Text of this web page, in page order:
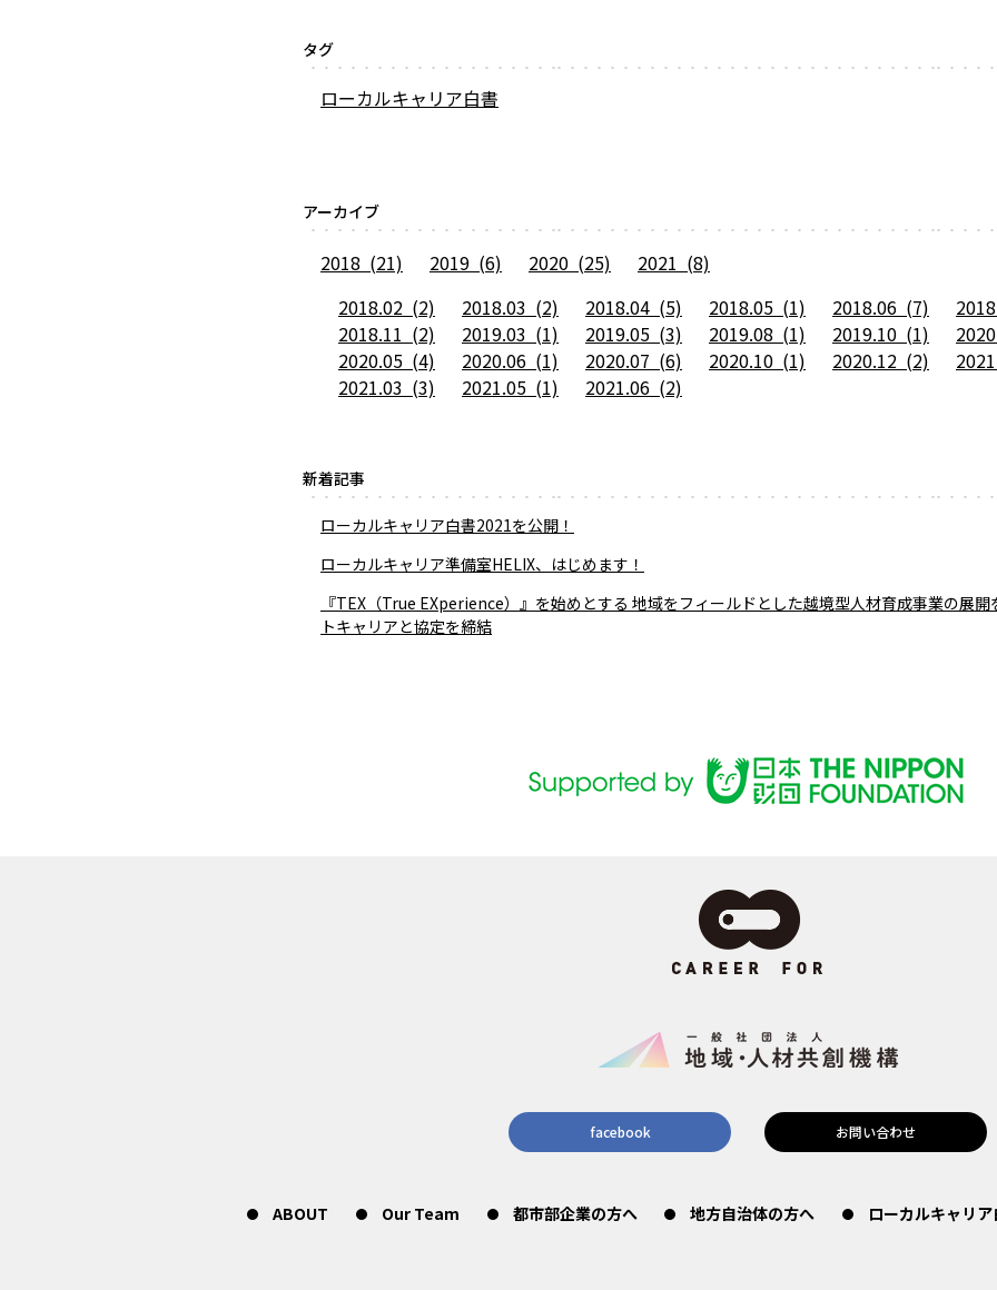
タグ
ローカルキャリア白書
アーカイブ
2018 (21) 2019 (6) 2020 (25)
2021 (8)
2018.02 (2)
2018.03 (2) 2018.04 (5) 2018.05 (1) 2018.06 (7)
2018.11 (2)
2019.03 (1) 2019.05 (3) 2019.08 (1) 2019.10 (1)
2020.05 (4)
2020.06 (1) 2020.07 (6) 2020.10 (1) 2020.12 (2)
2021.03 (3)
2021.05 (1) 2021.06 (2)
新着記事
ローカルキャリア白書2021を公開！
ローカルキャリア準備室HELIX、はじめます！
『TEX（True EXperience）』を始めとする 地域をフィールドとした越境型人材育成事業の展
トキャリアと協定を締結
facebook お問い合わせ
ABOUT Our Team 都市部企業の方へ 地方自治体の方へ ローカルキャリ